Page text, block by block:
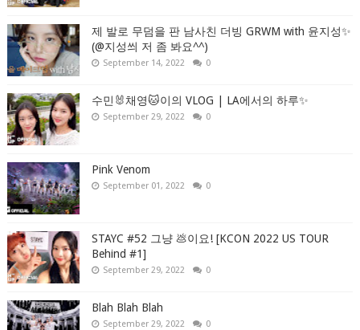
제 발로 무덤을 판 남사친 더빙 GRWM with 윤지성✨
(@지성씌 저 좀 봐요^^)
September 14, 2022 0
수민🐰채영🐱이의 VLOG | LA에서의 하루✨
September 29, 2022 0
Pink Venom
September 01, 2022 0
STAYC #52 그냥 💩이요! [KCON 2022 US TOUR
Behind #1]
September 29, 2022 0
Blah Blah Blah
September 29, 2022 0